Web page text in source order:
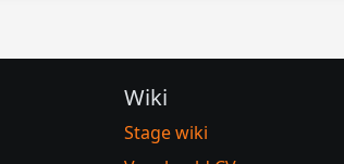
Wiki
Stage wiki